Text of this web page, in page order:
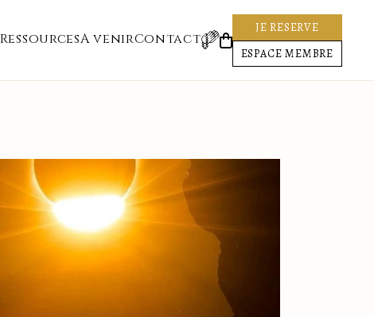
RessourcesA venirContact
JE RESERVE
ESPACE MEMBRE